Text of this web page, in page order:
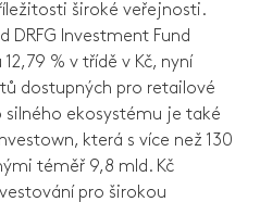
široké veřejnosti.
DRFG Investment Fund
% v třídě v Kč, nyní
dostupných pro retailové
ekosystému je také
která s více než 130
téměř 9,8 mld. Kč
pro širokou